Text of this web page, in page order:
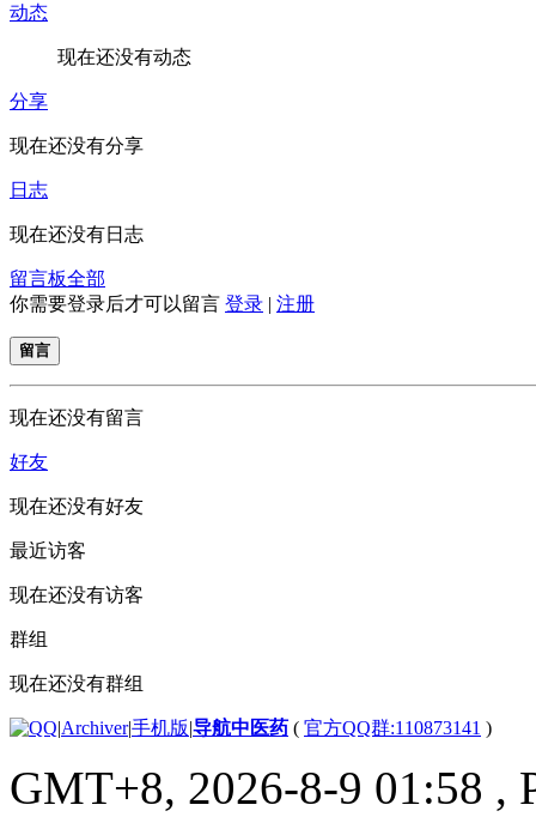
动态
现在还没有动态
分享
现在还没有分享
日志
现在还没有日志
留言板全部
你需要登录后才可以留言 登录 | 注册
留言
现在还没有留言
好友
现在还没有好友
最近访客
现在还没有访客
群组
现在还没有群组
|Archiver|手机版|导航中医药 ( 官方QQ群:110873141 )
GMT+8, 2026-8-9 01:58 ,